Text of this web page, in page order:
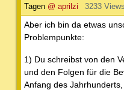
Tagen @ aprilzi 3233 Views
Aber ich bin da etwas
Problempunkte:
1) Du schreibst von den
und den Folgen für die
Anfang des